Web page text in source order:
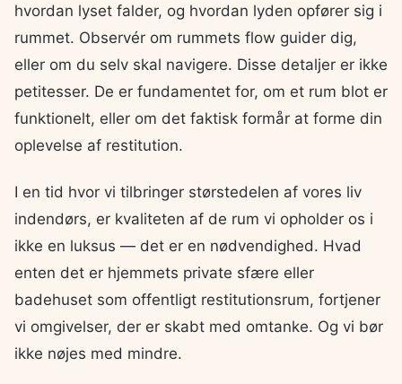
hvordan lyset falder, og hvordan lyden opfører sig i
rummet. Observér om rummets flow guider dig,
eller om du selv skal navigere. Disse detaljer er ikke
petitesser. De er fundamentet for, om et rum blot er
funktionelt, eller om det faktisk formår at forme din
oplevelse af restitution.
I en tid hvor vi tilbringer størstedelen af vores liv
indendørs, er kvaliteten af de rum vi opholder os i
ikke en luksus — det er en nødvendighed. Hvad
enten det er hjemmets private sfære eller
badehuset som offentligt restitutionsrum, fortjener
vi omgivelser, der er skabt med omtanke. Og vi bør
ikke nøjes med mindre.